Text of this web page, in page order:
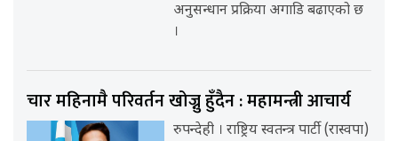
अनुसन्धान प्रक्रिया अगाडि बढाएको छ
।
चार महिनामै परिवर्तन खोज्नु हुँदैन : महामन्त्री आचार्य
रुपन्देही । राष्ट्रिय स्वतन्त्र पार्टी (रास्वपा)